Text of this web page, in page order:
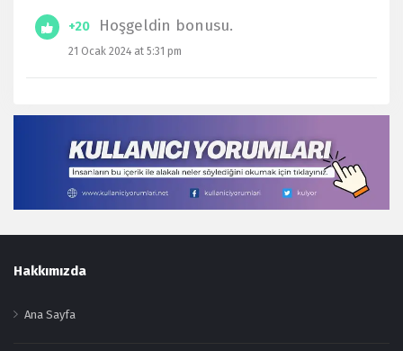
+20 Hoşgeldin bonusu.
21 Ocak 2024 at 5:31 pm
Footer
Hakkımızda
Ana Sayfa